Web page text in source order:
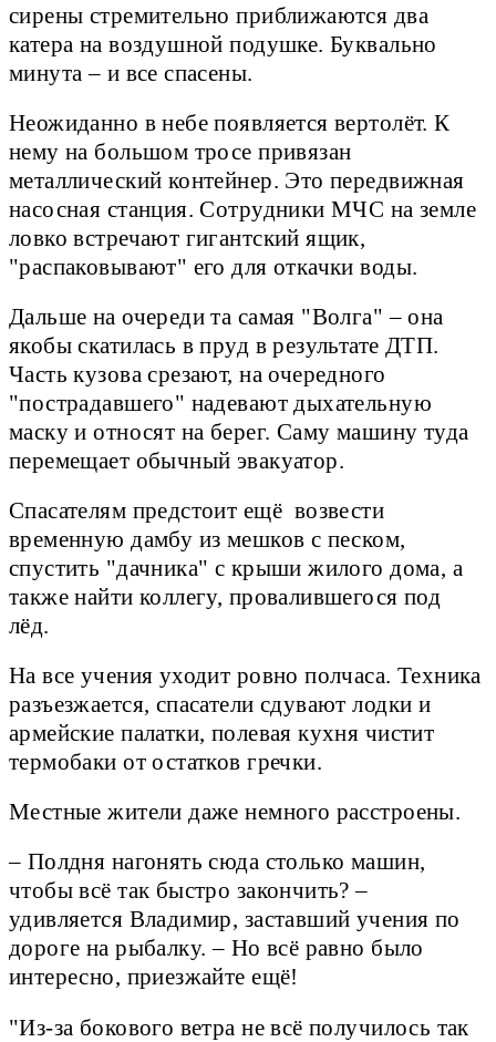
сирены стремительно приближаются два
катера на воздушной подушке. Буквально
минута – и все спасены.
Неожиданно в небе появляется вертолёт. К
нему на большом тросе привязан
металлический контейнер. Это передвижная
насосная станция. Сотрудники МЧС на земле
ловко встречают гигантский ящик,
"распаковывают" его для откачки воды.
Дальше на очереди та самая "Волга" – она
якобы скатилась в пруд в результате ДТП.
Часть кузова срезают, на очередного
"пострадавшего" надевают дыхательную
маску и относят на берег. Саму машину туда
перемещает обычный эвакуатор.
Спасателям предстоит ещё возвести
временную дамбу из мешков с песком,
спустить "дачника" с крыши жилого дома, а
также найти коллегу, провалившегося под
лёд.
На все учения уходит ровно полчаса. Техника
разъезжается, спасатели сдувают лодки и
армейские палатки, полевая кухня чистит
термобаки от остатков гречки.
Местные жители даже немного расстроены.
– Полдня нагонять сюда столько машин,
чтобы всё так быстро закончить? –
удивляется Владимир, заставший учения по
дороге на рыбалку. – Но всё равно было
интересно, приезжайте ещё!
"Из-за бокового ветра не всё получилось так